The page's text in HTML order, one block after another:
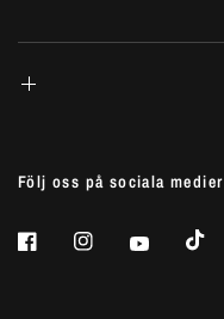
Följ oss på sociala medier